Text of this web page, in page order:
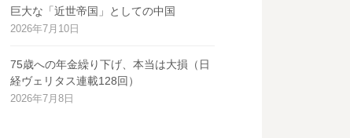
巨大な「近世帝国」としての中国
2026年7月10日
75歳への年金繰り下げ、本当は大損（日
経ヴェリタス連載128回）
2026年7月8日